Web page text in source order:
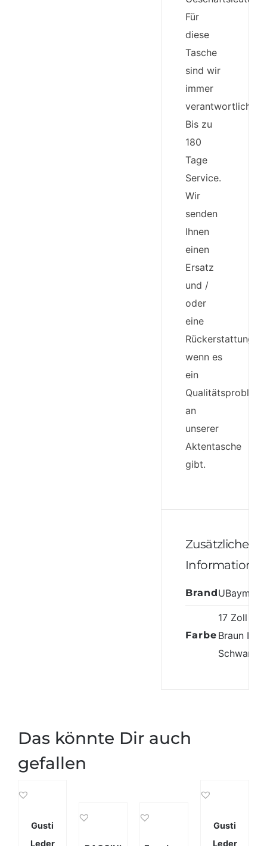
Für
diese
Tasche
sind wir
immer
verantwortlich.
Bis zu
180
Tage
Service.
Wir
senden
Ihnen
einen
Ersatz
und /
oder
eine
Rückerstattung,
wenn es
ein
Qualitätsproblem
an
unserer
Aktentasche
gibt.
Zusätzliche
BrandUBaymax
Farbe
17 Zoll
Braun Ⅱ
Schwarz
Das könnte Dir auch
gefallen
Gusti
Leder
Gusti
Leder